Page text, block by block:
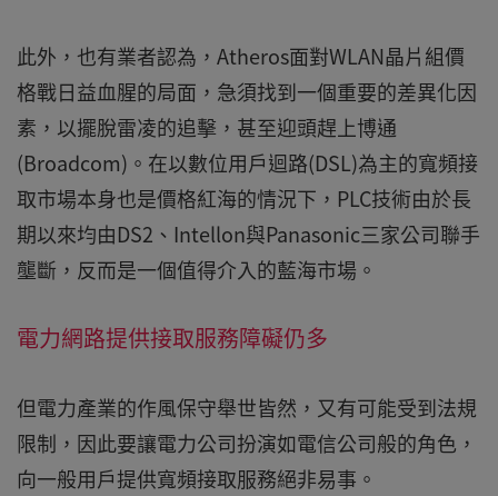
此外，也有業者認為，Atheros面對WLAN晶片組價
格戰日益血腥的局面，急須找到一個重要的差異化因
素，以擺脫雷凌的追擊，甚至迎頭趕上博通
(Broadcom)。在以數位用戶迴路(DSL)為主的寬頻接
取市場本身也是價格紅海的情況下，PLC技術由於長
期以來均由DS2、Intellon與Panasonic三家公司聯手
壟斷，反而是一個值得介入的藍海市場。
電力網路提供接取服務障礙仍多
但電力產業的作風保守舉世皆然，又有可能受到法規
限制，因此要讓電力公司扮演如電信公司般的角色，
向一般用戶提供寬頻接取服務絕非易事。